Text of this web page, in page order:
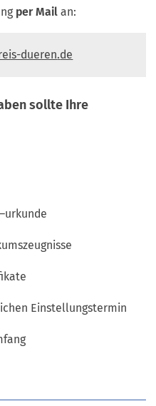
per Mail an:
dueren de
sollte Ihre
Einstellungstermin